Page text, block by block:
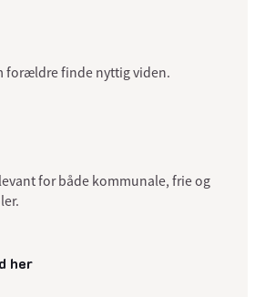
forældre finde nyttig viden.
for både kommunale, frie og
her